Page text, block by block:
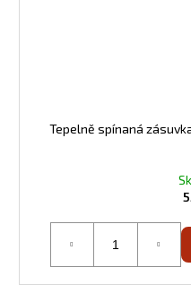
Tepelně spínaná